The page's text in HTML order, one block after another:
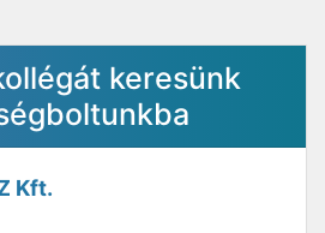
keresünk
Kft.